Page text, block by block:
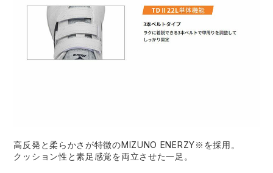
高反発と柔らかさが特徴のMIZUNO ENERZY※を採用。
クッション性と素足感覚を両立させた一足。